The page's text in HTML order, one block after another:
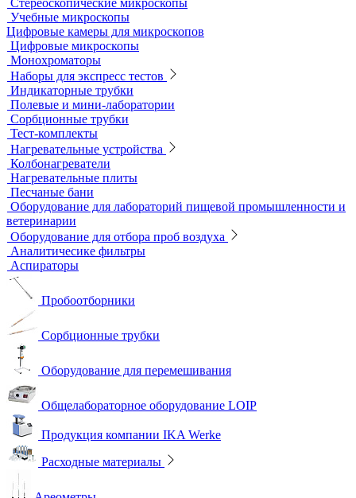
Комплектующие к микроскопам
Лабораторные микроскопы
Люминесцентные микроскопы
Металлографические микроскопы
Объективы для микроскопов
Окуляры для микроскопов
Поляризационные микроскопы
Стереоскопические микроскопы
Учебные микроскопы
Цифровые камеры для микроскопов
Цифровые микроскопы
Монохроматоры
Наборы для экспресс тестов
Индикаторные трубки
Полевые и мини-лаборатории
Сорбционные трубки
Тест-комплекты
Нагревательные устройства
Колбонагреватели
Нагревательные плиты
Песчаные бани
Оборудование для лабораторий пищевой промышленности и
ветеринарии
Оборудование для отбора проб воздуха
Аналитичесике фильтры
Аспираторы
Пробоотборники